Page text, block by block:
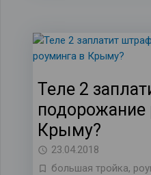
Теле 2
подорожание
Крыму?
23.04.2018
большая тройка,